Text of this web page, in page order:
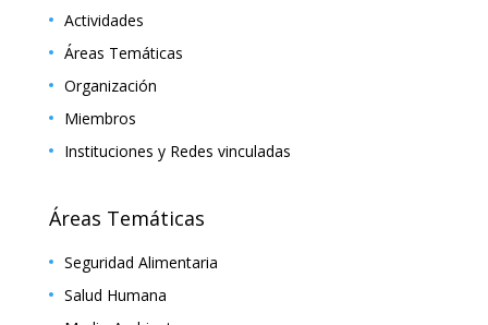
Actividades
Áreas Temáticas
Organización
Miembros
Instituciones y Redes vinculadas
Áreas Temáticas
Seguridad Alimentaria
Salud Humana